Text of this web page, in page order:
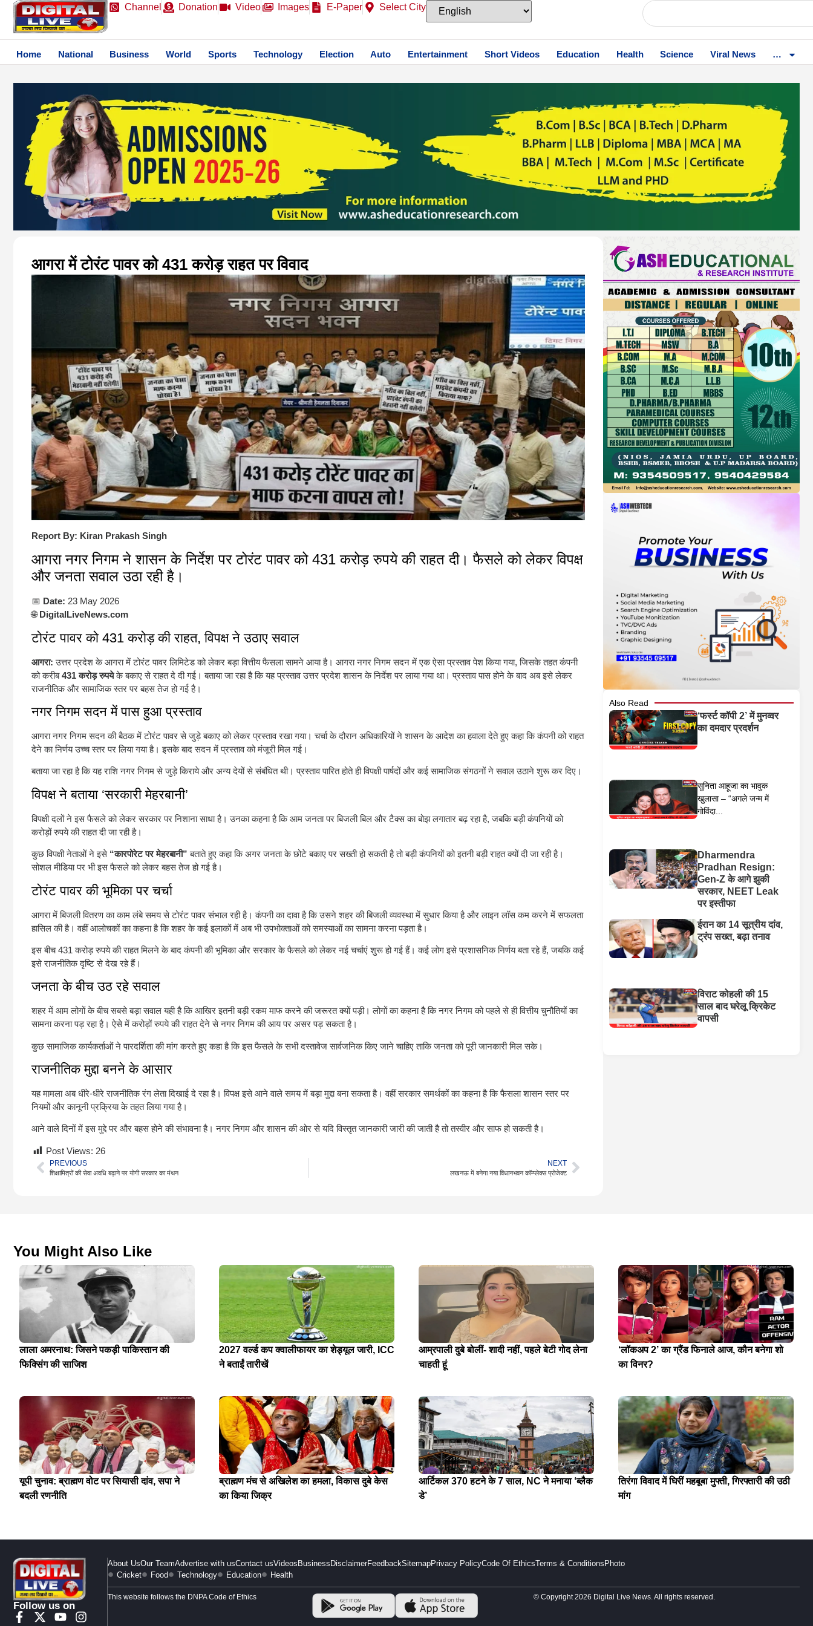
Channel Donation Video Images E-Paper Select City
Home National Business World Sports Technology Election Auto Entertainment Short Videos Education Health Science Viral News …
आगरा में टोरंट पावर को 431 करोड़ राहत पर विवाद
Report By: Kiran Prakash Singh
आगरा नगर निगम ने शासन के निर्देश पर टोरंट पावर को 431 करोड़ रुपये की राहत दी। फैसले को लेकर विपक्ष
और जनता सवाल उठा रही है।
📅 Date: 23 May 2026
🌐DigitalLiveNews.com
टोरंट पावर को 431 करोड़ की राहत, विपक्ष ने उठाए सवाल
आगरा: उत्तर प्रदेश के आगरा में टोरंट पावर लिमिटेड को लेकर बड़ा वित्तीय फैसला सामने आया है। आगरा नगर निगम सदन में एक ऐसा प्रस्ताव पेश किया गया, जिसके तहत कंपनी
को करीब431 करोड़ रुपयेके बकाए से राहत दे दी गई। बताया जा रहा है कि यह प्रस्ताव उत्तर प्रदेश शासन के निर्देश पर लाया गया था। प्रस्ताव पास होने के बाद अब इसे लेकर
राजनीतिक और सामाजिक स्तर पर बहस तेज हो गई है।
नगर निगम सदन में पास हुआ प्रस्ताव
आगरा नगर निगम सदन की बैठक में टोरंट पावर से जुड़े बकाए को लेकर प्रस्ताव रखा गया। चर्चा के दौरान अधिकारियों ने शासन के आदेश का हवाला देते हुए कहा कि कंपनी को राहत
देने का निर्णय उच्च स्तर पर लिया गया है। इसके बाद सदन में प्रस्ताव को मंजूरी मिल गई।
बताया जा रहा है कि यह राशि नगर निगम से जुड़े किराये और अन्य देयों से संबंधित थी। प्रस्ताव पारित होते ही विपक्षी पार्षदों और कई सामाजिक संगठनों ने सवाल उठाने शुरू कर दिए।
विपक्ष ने बताया ‘सरकारी मेहरबानी’
विपक्षी दलों ने इस फैसले को लेकर सरकार पर निशाना साधा है। उनका कहना है कि आम जनता पर बिजली बिल और टैक्स का बोझ लगातार बढ़ रहा है, जबकि बड़ी कंपनियों को
करोड़ों रुपये की राहत दी जा रही है।
कुछ विपक्षी नेताओं ने इसे “कारपोरेट पर मेहरबानी” बताते हुए कहा कि अगर जनता के छोटे बकाए पर सख्ती हो सकती है तो बड़ी कंपनियों को इतनी बड़ी राहत क्यों दी जा रही है।
सोशल मीडिया पर भी इस फैसले को लेकर बहस तेज हो गई है।
टोरंट पावर की भूमिका पर चर्चा
आगरा में बिजली वितरण का काम लंबे समय से टोरंट पावर संभाल रही है। कंपनी का दावा है कि उसने शहर की बिजली व्यवस्था में सुधार किया है और लाइन लॉस कम करने में सफलता
हासिल की है। वहीं आलोचकों का कहना है कि शहर के कई इलाकों में अब भी उपभोक्ताओं को समस्याओं का सामना करना पड़ता है।
इस बीच 431 करोड़ रुपये की राहत मिलने के बाद कंपनी की भूमिका और सरकार के फैसले को लेकर नई चर्चाएं शुरू हो गई हैं। कई लोग इसे प्रशासनिक निर्णय बता रहे हैं, जबकि कई
इसे राजनीतिक दृष्टि से देख रहे हैं।
जनता के बीच उठ रहे सवाल
शहर में आम लोगों के बीच सबसे बड़ा सवाल यही है कि आखिर इतनी बड़ी रकम माफ करने की जरूरत क्यों पड़ी। लोगों का कहना है कि नगर निगम को पहले से ही वित्तीय चुनौतियों का
सामना करना पड़ रहा है। ऐसे में करोड़ों रुपये की राहत देने से नगर निगम की आय पर असर पड़ सकता है।
कुछ सामाजिक कार्यकर्ताओं ने पारदर्शिता की मांग करते हुए कहा है कि इस फैसले के सभी दस्तावेज सार्वजनिक किए जाने चाहिए ताकि जनता को पूरी जानकारी मिल सके।
राजनीतिक मुद्दा बनने के आसार
यह मामला अब धीरे-धीरे राजनीतिक रंग लेता दिखाई दे रहा है। विपक्ष इसे आने वाले समय में बड़ा मुद्दा बना सकता है। वहीं सरकार समर्थकों का कहना है कि फैसला शासन स्तर पर
नियमों और कानूनी प्रक्रिया के तहत लिया गया है।
आने वाले दिनों में इस मुद्दे पर और बहस होने की संभावना है। नगर निगम और शासन की ओर से यदि विस्तृत जानकारी जारी की जाती है तो तस्वीर और साफ हो सकती है।
Post Views: 26
PREVIOUS
शिक्षामित्रों की सेवा अवधि बढ़ाने पर योगी सरकार का मंथन
NEXT
लखनऊ में बनेगा नया विधानभवन कॉम्प्लेक्स प्रोजेक्ट
Also Read
‘फर्स्ट कॉपी 2’ में मुनव्वर
का दमदार प्रदर्शन
सुनिता आहूजा का भावुक
खुलासा – “अगले जन्म में
गोविंदा...
Dharmendra
Pradhan Resign:
Gen-Z के आगे झुकी
सरकार, NEET Leak
पर इस्तीफा
ईरान का 14 सूत्रीय दांव,
ट्रंप सख्त, बढ़ा तनाव
विराट कोहली की 15
साल बाद घरेलू क्रिकेट
वापसी
You Might Also Like
लाला अमरनाथ: जिसने पकड़ी पाकिस्तान की
फिक्सिंग की साजिश
2027 वर्ल्ड कप क्वालीफायर का शेड्यूल जारी, ICC
ने बताईं तारीखें
आम्रपाली दुबे बोलीं- शादी नहीं, पहले बेटी गोद लेना
चाहती हूं
‘लॉकअप 2’ का ग्रैंड फिनाले आज, कौन बनेगा शो
का विनर?
यूपी चुनाव: ब्राह्मण वोट पर सियासी दांव, सपा ने
बदली रणनीति
ब्राह्मण मंच से अखिलेश का हमला, विकास दुबे केस
का किया जिक्र
आर्टिकल 370 हटने के 7 साल, NC ने मनाया ‘ब्लैक
डे’
तिरंगा विवाद में घिरीं महबूबा मुफ्ती, गिरफ्तारी की उठी
मांग
Follow us on
About UsOur TeamAdvertise with usContact usVideosBusinessDisclaimerFeedbackSitemapPrivacy PolicyCode Of EthicsTerms & ConditionsPhoto
Cricket
Food Technology Education Health
This website follows the DNPA Code of Ethics © Copyright 2026 Digital Live News. All rights reserved.